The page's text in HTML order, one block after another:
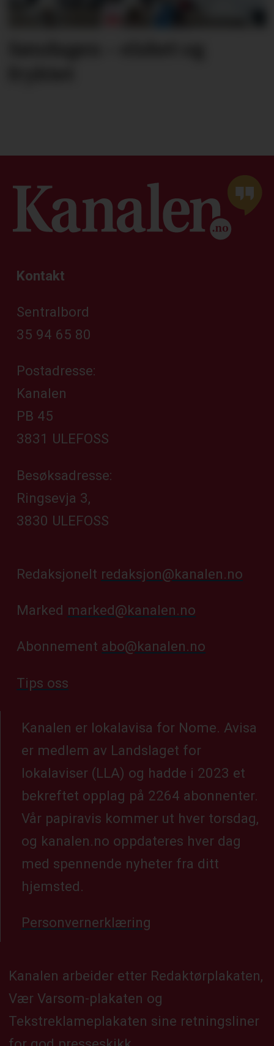
Kontakt
Sentralbord
35 94 65 80
Postadresse:
Kanalen
PB 45
3831 ULEFOSS
Besøksadresse:
Ringsevja 3,
3830 ULEFOSS
Redaksjonelt redaksjon@kanalen.no
Marked marked@kanalen.no
Abonnement abo@kanalen.no
Tips oss
Kanalen er lokalavisa for Nome. Avisa
er medlem av Landslaget for
lokalaviser (LLA) og hadde i 2023 et
bekreftet opplag på 2264 abonnenter.
Vår papiravis kommer ut hver torsdag,
og kanalen.no oppdateres hver dag
med spennende nyheter fra ditt
hjemsted.
Personvernerklæring
Kanalen arbeider etter Redaktørplakaten,
Vær Varsom-plakaten og
Tekstreklameplakaten sine retningsliner